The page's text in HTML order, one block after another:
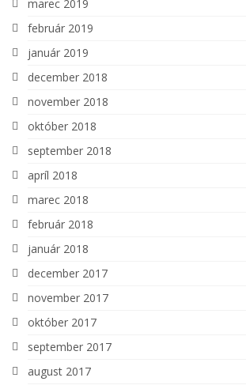
marec 2019
február 2019
január 2019
december 2018
november 2018
október 2018
september 2018
apríl 2018
marec 2018
február 2018
január 2018
december 2017
november 2017
október 2017
september 2017
august 2017